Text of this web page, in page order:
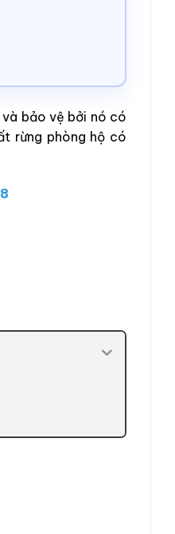
bảo vệ bởi nó có
rừng phòng hộ có